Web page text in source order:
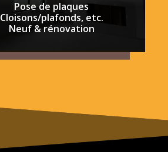
Pose de plaques
Cloisons/plafonds, etc.
Neuf & rénovation